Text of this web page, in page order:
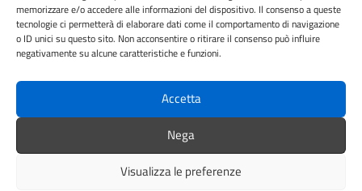
memorizzare e/o accedere alle informazioni del dispositivo. Il consenso a queste
tecnologie ci permetterà di elaborare dati come il comportamento di navigazione
o ID unici su questo sito. Non acconsentire o ritirare il consenso può influire
negativamente su alcune caratteristiche e funzioni.
Accetta
Nega
Visualizza le preferenze
Obiettivi di accessibilità
Meccanismo di feedback
Atti e pubblicazioni
Informativa privacy
Cookie Policy (UE)
Dichiarazione di accessibilità
Note legali